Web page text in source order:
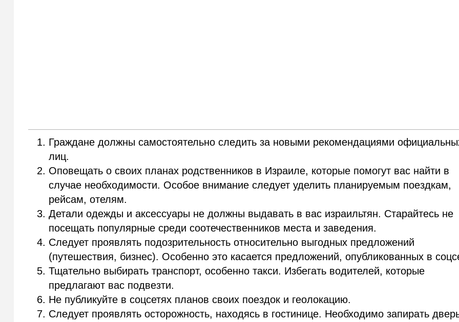
Граждане должны самостоятельно следить за новыми рекомендациями
лиц.
Оповещать о своих планах родственников в Израиле, которые помогут вас найти в
случае необходимости. Особое внимание следует уделить планируемым поездкам,
рейсам, отелям.
Детали одежды и аксессуары не должны выдавать в вас израильтян. Старайтесь не
посещать популярные среди соотечественников места и заведения.
Следует проявлять подозрительность относительно выгодных предложений
(путешествия, бизнес). Особенно это касается предложений, опубликованных в
Тщательно выбирать транспорт, особенно такси. Избегать водителей, которые
предлагают вас подвезти.
Не публикуйте в соцсетях планов своих поездок и геолокацию.
Следует проявлять осторожность, находясь в гостинице. Необходимо запирать